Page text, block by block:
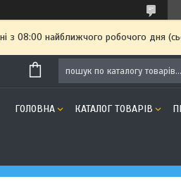
з 08:00 найближчого робочого дня
ГОЛОВНА КАТАЛОГ ТОВАРІВ